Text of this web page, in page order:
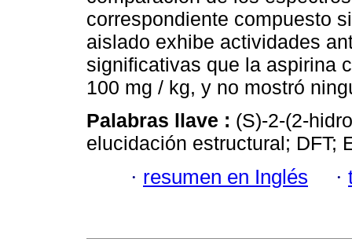
correspondiente compuesto
aislado exhibe actividades
significativas que la aspirina
100 mg / kg, y no mostró
Palabras llave : (S)-2-(2-
elucidación estructural; DFT;
· resumen en Inglés ·